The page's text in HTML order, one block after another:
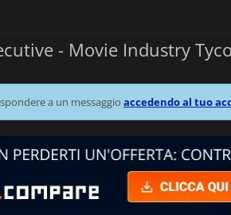
- Movie Industry
a un messaggio accedendo al tuo